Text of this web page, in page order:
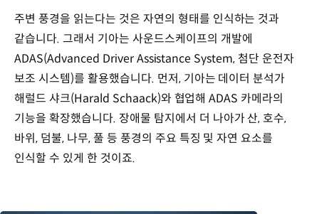
주변 풍경을 읽는다는 것은 자연의 형태를 인식하는 것과
같습니다. 그래서 기아는 사운드스케이프의 개발에
ADAS(Advanced Driver Assistance System, 첨단 운전자
보조 시스템)를 활용했습니다. 먼저, 기아는 데이터 분석가
해럴드 샤크(Harald Schaack)와 협업해 ADAS 카메라의
기능을 확장했습니다. 장애물 탐지에서 더 나아가 산, 호수,
바위, 덤불, 나무, 풀 등 풍경의 주요 특징 및 자연 요소를
인식할 수 있게 한 것이죠.